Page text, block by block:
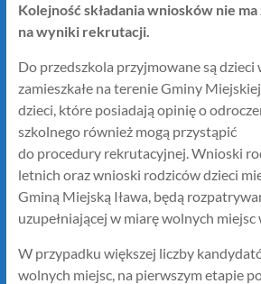
Kolejność składania wniosków nie
na wyniki rekrutacji.
Do przedszkola przyjmowane są
zamieszkałe na terenie Gminy
dzieci, które posiadają opinię o
szkolnego również mogą przystąpić
do procedury rekrutacyjnej. Wnioski
letnich oraz wnioski rodziców dzieci
Gminą Miejską Iława, będą
uzupełniającej w miarę wolnych miejsc
W przypadku większej liczby
wolnych miejsc, na pierwszym etapie